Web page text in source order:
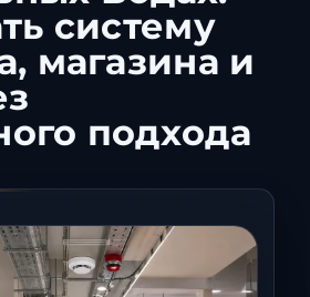
Каспийск
Магас
Минеральные Воды
Назрань
систему
магазина и
подхода